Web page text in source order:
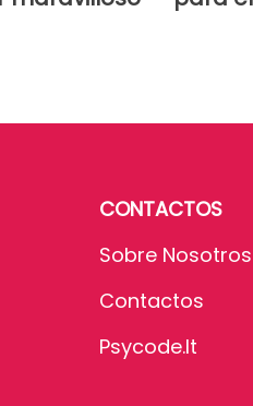
CONTACTOS
Sobre Nosotros
Contactos
Psycode.it